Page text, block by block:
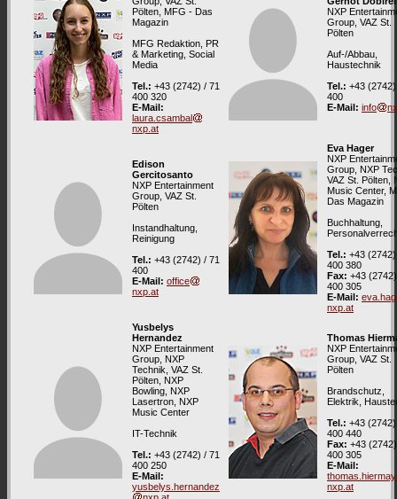
Pölten, MFG - Das
Magazin
MFG Redaktion, PR
& Marketing, Social
Media
Tel.: +43 (2742) / 71
400 320
E-Mail:
laura.csambal
nxp.at
NXP
Group, VAZ St.
Pölten
Auf-/Abbau,
Haustechnik
Tel.: +43
400
E-Mail: info
Edison
Gercitosanto
NXP Entertainment
Group, VAZ St.
Pölten
Instandhaltung,
Reinigung
Tel.: +43 (2742) / 71
400
E-Mail: office
nxp.at
Eva Hager
NXP
Group, NXP
VAZ St. Pölten,
Music Center,
Das Magazin
Buchhaltung,
Tel.: +43
400 380
Fax: +43
400 305
E-Mail:
nxp.at
Yusbelys
Hernandez
NXP Entertainment
Group, NXP
Technik, VAZ St.
Pölten, NXP
Bowling, NXP
Lasertron, NXP
Music Center
IT-Technik
Tel.: +43 (2742) / 71
400 250
E-Mail:
yusbelys.hernandez
Thomas
NXP
Group, VAZ St.
Pölten
Brandschutz,
Elektrik,
Tel.: +43
400 440
Fax: +43
400 305
E-Mail:
nxp.at